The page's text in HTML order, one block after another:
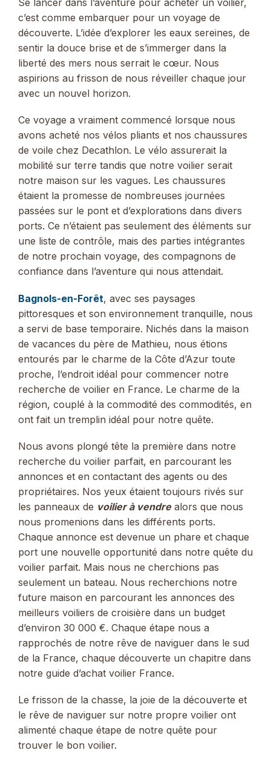
Se lancer dans l’aventure pour acheter un voilier,
c’est comme embarquer pour un voyage de
découverte. L’idée d’explorer les eaux sereines, de
sentir la douce brise et de s’immerger dans la
liberté des mers nous serrait le cœur. Nous
aspirions au frisson de nous réveiller chaque jour
avec un nouvel horizon.
Ce voyage a vraiment commencé lorsque nous
avons acheté nos vélos pliants et nos chaussures
de voile chez Decathlon. Le vélo assurerait la
mobilité sur terre tandis que notre voilier serait
notre maison sur les vagues. Les chaussures
étaient la promesse de nombreuses journées
passées sur le pont et d’explorations dans divers
ports. Ce n’étaient pas seulement des éléments sur
une liste de contrôle, mais des parties intégrantes
de notre prochain voyage, des compagnons de
confiance dans l’aventure qui nous attendait.
Bagnols-en-Forêt, avec ses paysages
pittoresques et son environnement tranquille, nous
a servi de base temporaire. Nichés dans la maison
de vacances du père de Mathieu, nous étions
entourés par le charme de la Côte d’Azur toute
proche, l’endroit idéal pour commencer notre
recherche de voilier en France. Le charme de la
région, couplé à la commodité des commodités, en
ont fait un tremplin idéal pour notre quête.
Nous avons plongé tête la première dans notre
recherche du voilier parfait, en parcourant les
annonces et en contactant des agents ou des
propriétaires. Nos yeux étaient toujours rivés sur
les panneaux de voilier à vendrealors que nous
nous promenions dans les différents ports.
Chaque annonce est devenue un phare et chaque
port une nouvelle opportunité dans notre quête du
voilier parfait. Mais nous ne cherchions pas
seulement un bateau. Nous recherchions notre
future maison en parcourant les annonces des
meilleurs voiliers de croisière dans un budget
d’environ 30 000 €. Chaque étape nous a
rapprochés de notre rêve de naviguer dans le sud
de la France, chaque découverte un chapitre dans
notre guide d’achat voilier France.
Le frisson de la chasse, la joie de la découverte et
le rêve de naviguer sur notre propre voilier ont
alimenté chaque étape de notre quête pour
trouver le bon voilier.